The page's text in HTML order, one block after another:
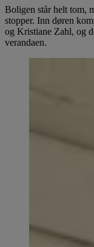
Boligen står helt tom,
stopper. Inn døren
og Kristiane Zahl, og
verandaen.